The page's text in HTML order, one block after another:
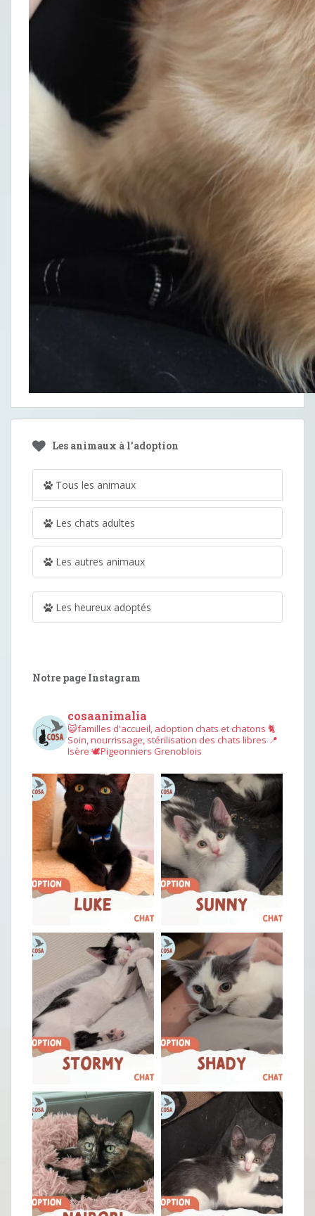
Les animaux à l’adoption
Tous les animaux
Les chats adultes
Les autres animaux
Les heureux adoptés
Notre page Instagram
cosaanimalia
😺familles d'accueil, adoption chats et chatons 🐈
Soin, nourrissage, stérilisation des chats libres 📍
Isère 🕊︎Pigeonniers Grenoblois